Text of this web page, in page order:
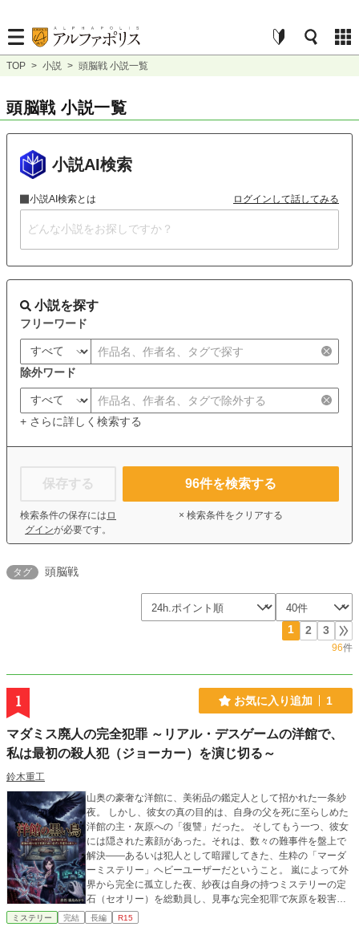
TOP > 小説 > 頭脳戦 小説一覧
頭脳戦 小説一覧
小説AI検索
小説AI検索とは ログインして話してみる
小説を探す
フリーワード
除外ワード
+ さらに詳しく検索する
保存する
検索条件の保存には ロ
グインが必要です。
96件を検索する
× 検索条件をクリアする
タグ 頭脳戦
1 2 3
96件
1 お気に入り追加 1
マダミス廃人の完全犯罪 ～リアル・デスゲームの洋館で、
私は最初の殺人犯（ジョーカー）を演じ切る～
鈴木重工
山奥の豪奢な洋館に、美術品の鑑定人として招かれた一条紗
夜。 しかし、彼女の真の目的は、自身の父を死に至らしめた
洋館の主・灰原への「復讐」だった。 そしてもう一つ、彼女
には隠された素顔があった。それは、数々の難事件を盤上で
解決——あるいは犯人として暗躍してきた、生粋の「マーダ
ーミステリー」ヘビーユーザーだということ。 嵐によって外
界から完全に孤立した夜、紗夜は自身の持つミステリーの定
石（セオリー）を総動員し、見事な完全犯罪で灰原を殺害。
復讐を完遂する。 だが直後、何者かの手によって洋館の防犯
ミステリー 完結 長編 R15